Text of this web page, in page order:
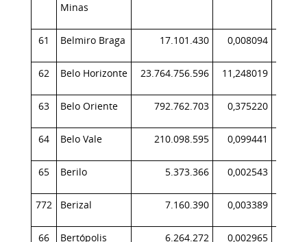
Minas
61 Belmiro Braga 17.101.430 0,008094
62 Belo Horizonte 23.764.756.596 11,248019
63 Belo Oriente 792.762.703 0,375220
64 Belo Vale 210.098.595 0,099441
65 Berilo 5.373.366 0,002543
772 Berizal 7.160.390 0,003389
66 Bertópolis 6.264.272 0,002965